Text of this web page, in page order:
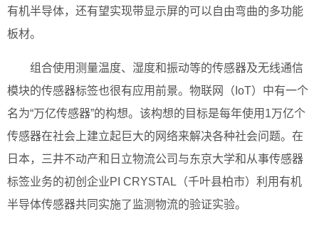
有机半导体，还有望实现带显示屏的可以自由弯曲的多功能
板材。
组合使用测量温度、湿度和振动等的传感器及无线通信
模块的传感器标签也很有应用前景。物联网（IoT）中有一个
名为“万亿传感器”的构想。该构想的目标是每年使用1万亿个
传感器在社会上建立起巨大的网络来解决各种社会问题。在
日本，三井不动产和日立物流公司与东京大学和从事传感器
标签业务的初创企业PI CRYSTAL（千叶县柏市）利用有机
半导体传感器共同实施了监测物流的验证实验。